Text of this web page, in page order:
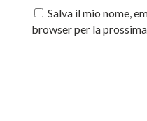
Salva il mio nome,
browser per la